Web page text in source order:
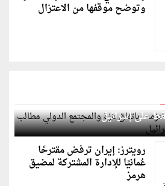
وتوضح موقفها من الاعتزال
باتفاق غزة والمجتمع الدولي
على إسرائيل
رويترز: إيران ترفض مقترحًا
عُمانيًا للإدارة المشتركة لمضيق
هرمز